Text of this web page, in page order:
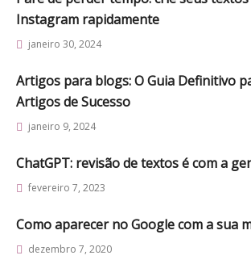
Instagram rapidamente
janeiro 30, 2024
Artigos para blogs: O Guia Definitivo
Artigos de Sucesso
janeiro 9, 2024
ChatGPT: revisão de textos é com a
fevereiro 7, 2023
Como aparecer no Google com a sua
dezembro 7, 2020